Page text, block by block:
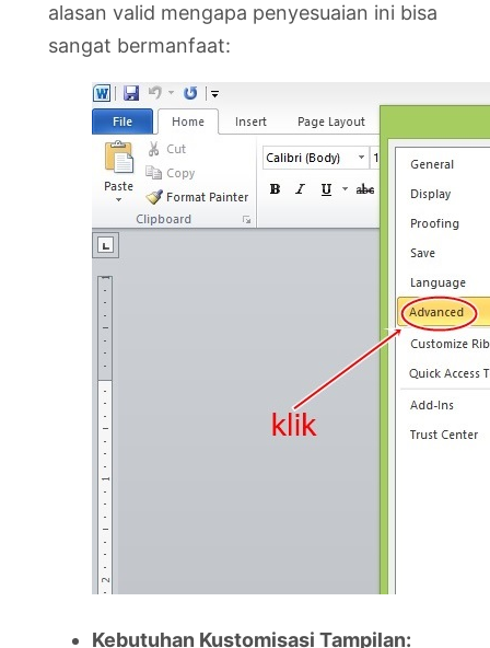
alasan valid mengapa penyesuaian ini bisa
sangat bermanfaat:
Kebutuhan Kustomisasi Tampilan: